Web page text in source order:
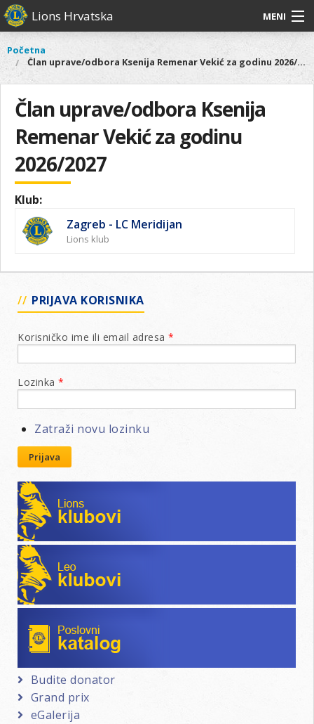
Skoči
na
sadržaj
Lions Hrvatska MENI
O nama
Lions Distrikt 126
Naši projekti
Aktivnosti
Glavni
izbornik
O
nama
Lions
Distrikt
126
Naši
Aktivnosti
Vi
ste
ovdje
Početna
Član uprave/odbora Ksenija Remenar Vekić za godinu 2026/2027
Član uprave/odbora Ksenija
Remenar Vekić za godinu
2026/2027
Klub:
Zagreb - LC Meridijan
Lions klub
PRIJAVA KORISNIKA
Korisničko ime ili email adresa *
Lozinka *
Zatraži novu lozinku
Prijava
Lions klubovi
Leo klubovi
Budite donator
Grand prix
eGalerija